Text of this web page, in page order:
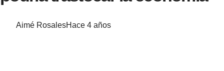
Aimé RosalesHace 4 años